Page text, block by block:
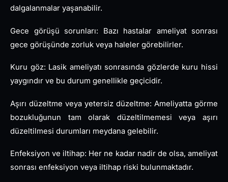
dalgalanmalar yaşanabilir.
Gece görüşü sorunları: Bazı hastalar ameliyat sonrası
gece görüşünde zorluk veya haleler görebilirler.
Kuru göz: Lasik ameliyatı sonrasında gözlerde kuru hissi
yaygındır ve bu durum genellikle geçicidir.
Aşırı düzeltme veya yetersiz düzeltme: Ameliyatta görme
bozukluğunun tam olarak düzeltilmemesi veya aşırı
düzeltilmesi durumları meydana gelebilir.
Enfeksiyon ve iltihap: Her ne kadar nadir de olsa, ameliyat
sonrası enfeksiyon veya iltihap riski bulunmaktadır.